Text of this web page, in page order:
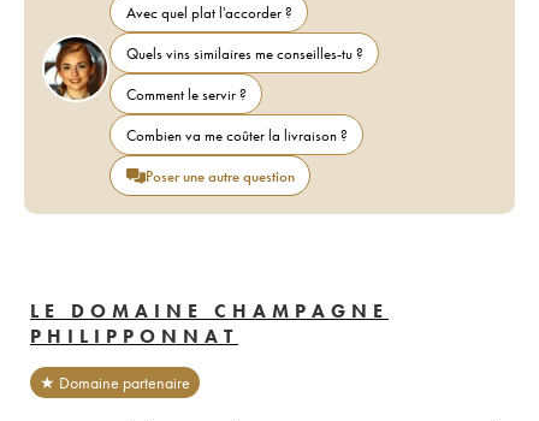
Avec quel plat l'accorder ?
Quels vins similaires me conseilles-tu ?
Comment le servir ?
Combien va me coûter la livraison ?
Poser une autre question
LE DOMAINE CHAMPAGNE
PHILIPPONNAT
★ Domaine partenaire